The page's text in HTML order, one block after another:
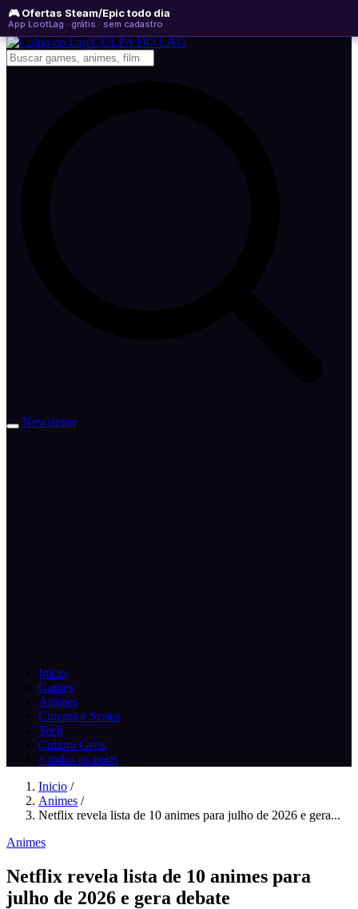
🎮 Ofertas Steam/Epic todo dia
App LootLag · grátis · sem cadastro
quinta-feira, 06 de agosto de 2026
Newsletter
CULPA DO LAG
Newsletter
Inicio
Games
Animes
Cinema e Series
Tech
Cultura Geek
// todos os posts
Inicio /
Animes /
Netflix revela lista de 10 animes para julho de 2026 e gera...
Animes
Netflix revela lista de 10 animes para
julho de 2026 e gera debate